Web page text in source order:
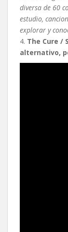
diversa de 60
estudio,
explorar y
4. The Cure /
alternativo,